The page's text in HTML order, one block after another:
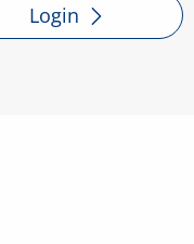
Login